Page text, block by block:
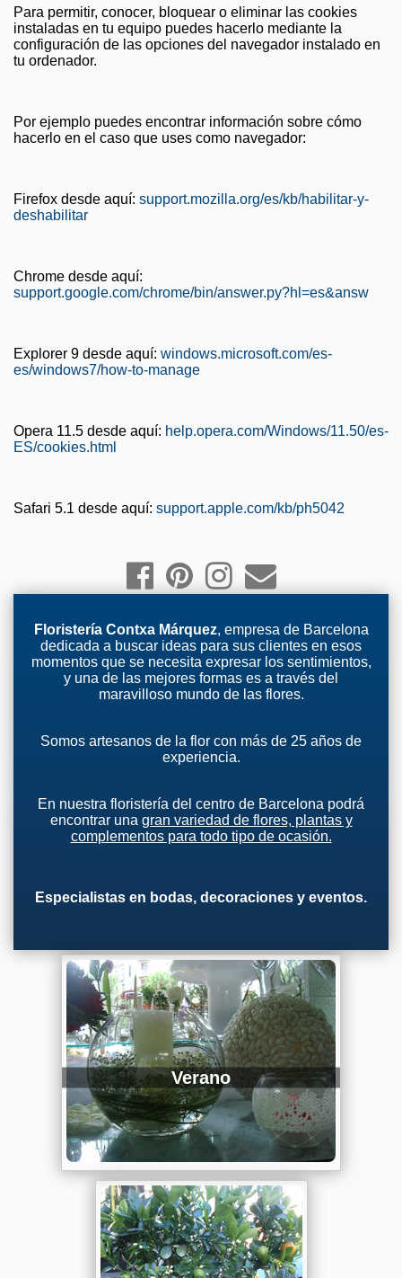
Para permitir, conocer, bloquear o eliminar las cookies
instaladas en tu equipo puedes hacerlo mediante la
configuración de las opciones del navegador instalado en
tu ordenador.
Por ejemplo puedes encontrar información sobre cómo
hacerlo en el caso que uses como navegador:
Firefox desde aquí: support.mozilla.org/es/kb/habilitar-y-
deshabilitar
Chrome desde aquí:
support.google.com/chrome/bin/answer.py?hl=es&answ
Explorer 9 desde aquí: windows.microsoft.com/es-
es/windows7/how-to-manage
Opera 11.5 desde aquí: help.opera.com/Windows/11.50/es-
ES/cookies.html
Safari 5.1 desde aquí: support.apple.com/kb/ph5042
Floristería Contxa Márquez, empresa de Barcelona
dedicada a buscar ideas para sus clientes en esos
momentos que se necesita expresar los sentimientos,
y una de las mejores formas es a través del
maravilloso mundo de las flores.
Somos artesanos de la flor con más de 25 años de
experiencia.
En nuestra floristería del centro de Barcelona podrá
encontrar una gran variedad de flores, plantas y
complementos para todo tipo de ocasión.
Especialistas en bodas, decoraciones y eventos.
Verano